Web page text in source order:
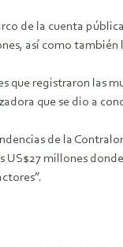
de la cuenta
así como también
que registraron las
que se dio a
de la
US$27 millones